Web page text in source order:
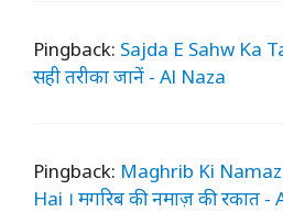
Pingback: Sajda E Sahw Ka
सही तरीका जानें - Al Naza
Pingback: Maghrib Ki
Hai । मगरिब की नमाज़ की रकात -